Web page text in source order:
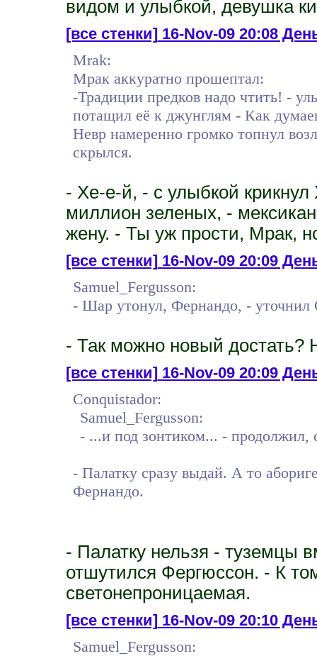
видом и улыбкой, девушка
[все стенки]16-Nov-09 20:08
Mrak:
Мрак аккуратно прошептал:
-Традиции предков надо чтить! -
потащил её к джунглям - Как
Невр намеренно громко топнул
скрылся.
- Хе-е-й, - с улыбкой
миллион зеленых, -
жену. - Ты уж прости, Мрак,
[все стенки]16-Nov-09 20:09
Samuel_Fergusson:
- Шар утонул, Фернандо, -
- Так можно новый достать?
[все стенки]16-Nov-09 20:09
Conquistador:
Samuel_Fergusson:
- ...и под зонтиком... - продолжил,
- Палатку сразу выдай. А то
Фернандо.
- Палатку нельзя - туземцы
отшутился Фергюссон. - К
светонепроницаемая.
[все стенки]16-Nov-09 20:10
Samuel_Fergusson: